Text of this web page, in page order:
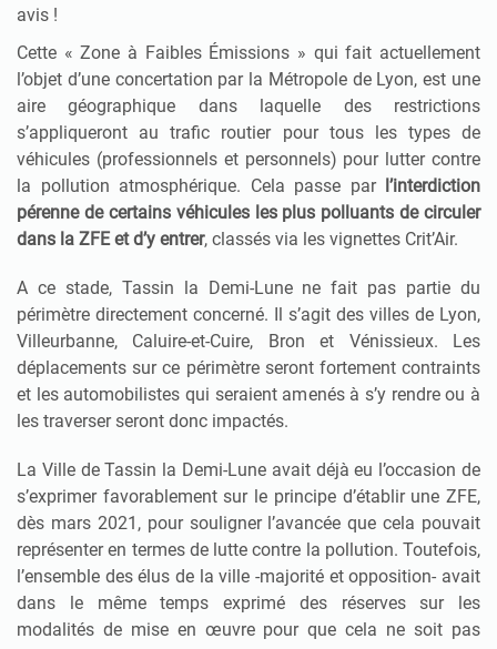
avis !
Cette « Zone à Faibles Émissions » qui fait actuellement
l’objet d’une concertation par la Métropole de Lyon, est une
aire géographique dans laquelle des restrictions
s’appliqueront au trafic routier pour tous les types de
véhicules (professionnels et personnels) pour lutter contre
la pollution atmosphérique. Cela passe par l’interdiction
pérenne de certains véhicules les plus polluants de circuler
dans la ZFE et d’y entrer, classés via les vignettes Crit’Air.
A ce stade, Tassin la Demi-Lune ne fait pas partie du
périmètre directement concerné. Il s’agit des villes de Lyon,
Villeurbanne, Caluire-et-Cuire, Bron et Vénissieux. Les
déplacements sur ce périmètre seront fortement contraints
et les automobilistes qui seraient amenés à s’y rendre ou à
les traverser seront donc impactés.
La Ville de Tassin la Demi-Lune avait déjà eu l’occasion de
s’exprimer favorablement sur le principe d’établir une ZFE,
dès mars 2021, pour souligner l’avancée que cela pouvait
représenter en termes de lutte contre la pollution. Toutefois,
l’ensemble des élus de la ville -majorité et opposition- avait
dans le même temps exprimé des réserves sur les
modalités de mise en œuvre pour que cela ne soit pas